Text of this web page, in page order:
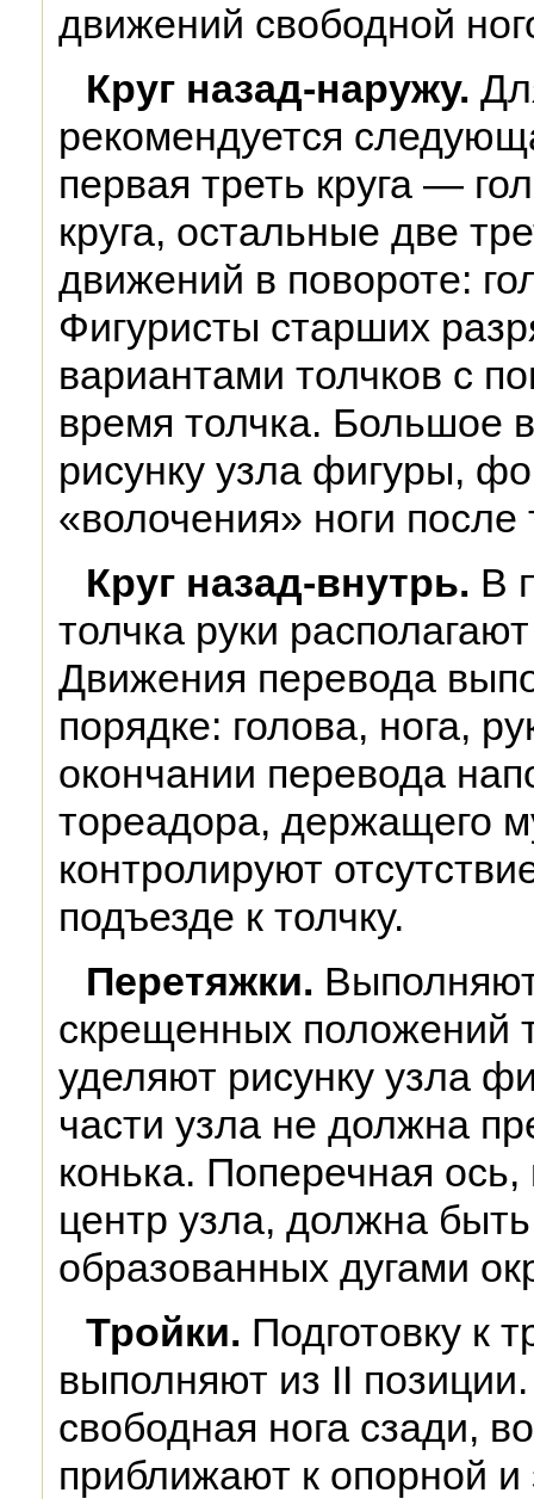
движений свободной
Круг назад-наружу.
рекомендуется
первая треть круга —
круга, остальные две
движений в повороте:
Фигуристы старших
вариантами толчков с
время толчка. Большое
рисунку узла фигуры,
«волочения» ноги после
Круг назад-внутрь. В
толчка руки
Движения перевода
порядке: голова, нога,
окончании перевода
тореадора, держащего
контролируют
подъезде к толчку.
Перетяжки.
скрещенных положений
уделяют рисунку узла
части узла не должна
конька. Поперечная
центр узла, должна
образованных дугами
Тройки. Подготовку к
выполняют из II
свободная нога сзади,
приближают к опорной и